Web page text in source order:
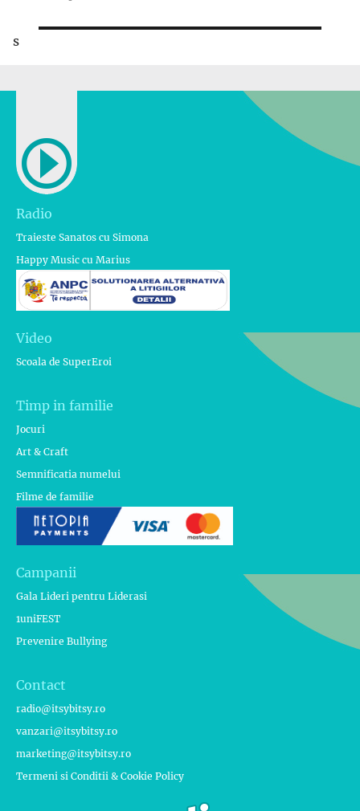
s
Radio
Traieste Sanatos cu Simona
Happy Music cu Marius
Video
Scoala de SuperEroi
Timp in familie
Jocuri
Art & Craft
Semnificatia numelui
Filme de familie
Campanii
Gala Lideri pentru Liderasi
1uniFEST
Prevenire Bullying
Contact
radio@itsybitsy.ro
vanzari@itsybitsy.ro
marketing@itsybitsy.ro
Termeni si Conditii & Cookie Policy